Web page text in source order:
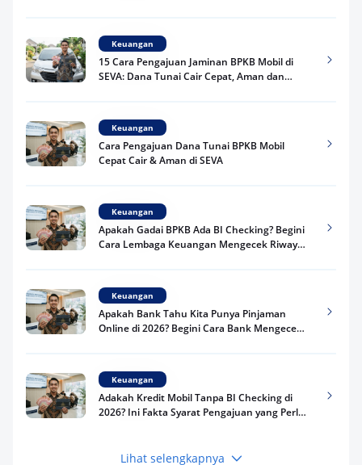
Keuangan
15 Cara Pengajuan Jaminan BPKB Mobil di
SEVA: Dana Tunai Cair Cepat, Aman dan
Keuangan
Cara Pengajuan Dana Tunai BPKB Mobil
Cepat Cair & Aman di SEVA
Keuangan
Apakah Gadai BPKB Ada BI Checking? Begini
Cara Lembaga Keuangan Mengecek Riwayat
Keuangan
Apakah Bank Tahu Kita Punya Pinjaman
Online di 2026? Begini Cara Bank Mengecek
Keuangan
Adakah Kredit Mobil Tanpa BI Checking di
2026? Ini Fakta Syarat Pengajuan yang Perlu
Lihat selengkapnya